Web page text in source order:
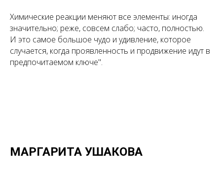
Химические реакции меняют все элементы: иногда
значительно; реже, совсем слабо; часто, полностью.
И это самое большое чудо и удивление, которое
случается, когда проявленность и продвижение идут в
предпочитаемом ключе".
МАРГАРИТА УШАКОВА